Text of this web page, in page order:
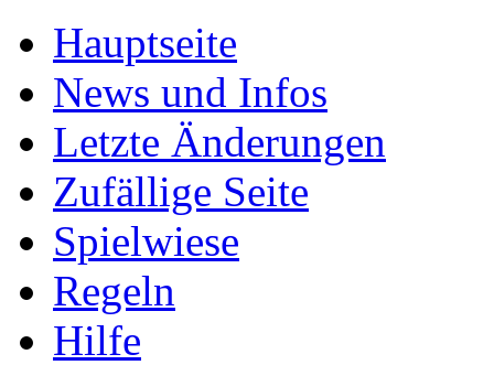
Hauptseite
News und Infos
Letzte Änderungen
Zufällige Seite
Spielwiese
Regeln
Hilfe